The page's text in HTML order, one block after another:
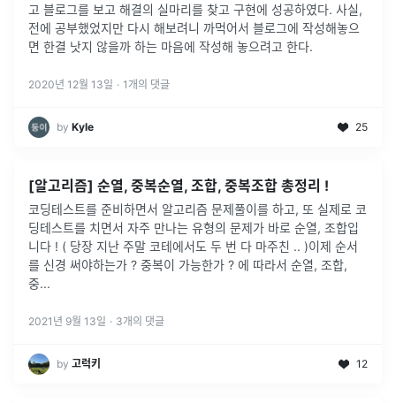
고 블로그를 보고 해결의 실마리를 찾고 구현에 성공하였다. 사실,
전에 공부했었지만 다시 해보려니 까먹어서 블로그에 작성해놓으
면 한결 낫지 않을까 하는 마음에 작성해 놓으려고 한다.
2020년 12월 13일 · 1 개의 댓글
by Kyle 25
[알고리즘] 순열, 중복순열, 조합, 중복조합 총정리 !
코딩테스트를 준비하면서 알고리즘 문제풀이를 하고, 또 실제로 코
딩테스트를 치면서 자주 만나는 유형의 문제가 바로 순열, 조합입
니다 ! ( 당장 지난 주말 코테에서도 두 번 다 마주친 .. )이제 순서
를 신경 써야하는가 ? 중복이 가능한가 ? 에 따라서 순열, 조합,
중...
2021년 9월 13일 · 3개의 댓글
by 고럭키 12